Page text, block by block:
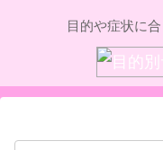
目的や症状に